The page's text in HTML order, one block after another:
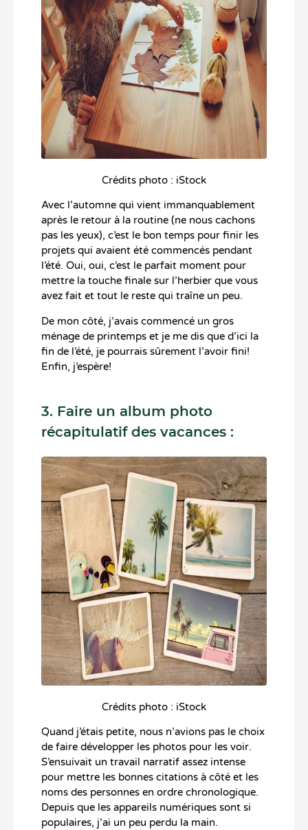
Crédits photo : iStock
Avec l’automne qui vient immanquablement
après le retour à la routine (ne nous cachons
pas les yeux), c’est le bon temps pour finir les
projets qui avaient été commencés pendant
l’été. Oui, oui, c’est le parfait moment pour
mettre la touche finale sur l’herbier que vous
avez fait et tout le reste qui traîne un peu.
De mon côté, j’avais commencé un gros
ménage de printemps et je me dis que d’ici la
fin de l’été, je pourrais sûrement l’avoir fini!
Enfin, j’espère!
3. Faire un album photo
récapitulatif des vacances :
Crédits photo : iStock
Quand j’étais petite, nous n’avions pas le choix
de faire développer les photos pour les voir.
S’ensuivait un travail narratif assez intense
pour mettre les bonnes citations à côté et les
noms des personnes en ordre chronologique.
Depuis que les appareils numériques sont si
populaires, j’ai un peu perdu la main.